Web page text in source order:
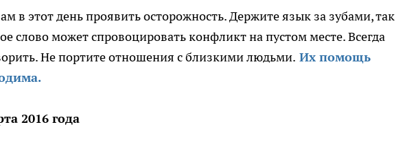
в этот день проявить осторожность. Держите язык за зубами, так
слово может спровоцировать конфликт на пустом месте. Всегда
Не портите отношения с близкими людьми. Их помощь
2016 года